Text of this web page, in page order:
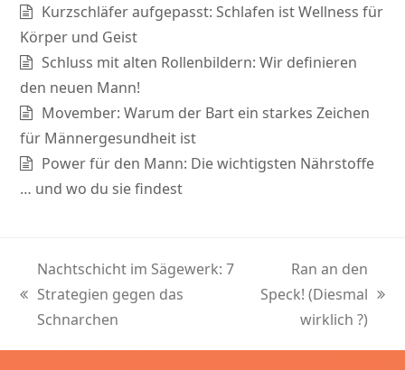
Kurzschläfer aufgepasst: Schlafen ist Wellness für
Körper und Geist
Schluss mit alten Rollenbildern: Wir definieren
den neuen Mann!
Movember: Warum der Bart ein starkes Zeichen
für Männergesundheit ist
Power für den Mann: Die wichtigsten Nährstoffe
… und wo du sie findest
vorheriger
Nachtschicht im Sägewerk: 7
Strategien gegen das
Schnarchen
Nächster
Ran an den
Speck! (Diesmal
wirklich ?)